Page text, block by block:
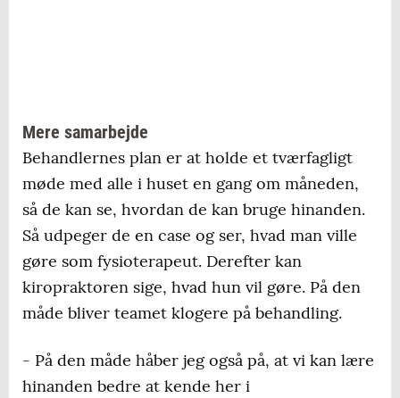
Mere samarbejde
Behandlernes plan er at holde et tværfagligt
møde med alle i huset en gang om måneden,
så de kan se, hvordan de kan bruge hinanden.
Så udpeger de en case og ser, hvad man ville
gøre som fysioterapeut. Derefter kan
kiropraktoren sige, hvad hun vil gøre. På den
måde bliver teamet klogere på behandling.
- På den måde håber jeg også på, at vi kan lære
hinanden bedre at kende her i